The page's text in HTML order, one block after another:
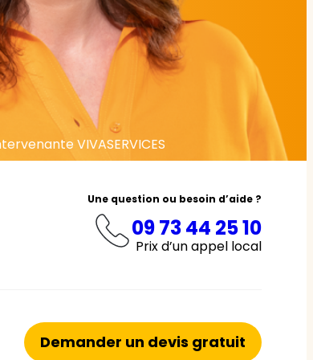
VIVASERVICES
Une question ou besoin d’aide ?
09 73 44 25 10
Prix d’un appel local
Demander un devis gratuit